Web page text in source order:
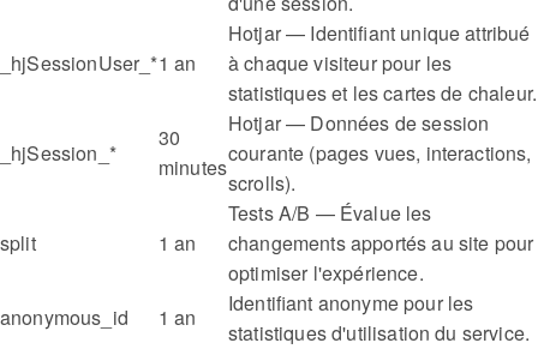
_hjSessionUser_*1 an
Hotjar — Identifiant unique attribué
à chaque visiteur pour les
statistiques et les cartes de chaleur.
_hjSession_*
30
minutes
Hotjar — Données de session
courante (pages vues, interactions,
scrolls).
split 1 an
Tests A/B — Évalue les
changements apportés au site pour
optimiser l'expérience.
anonymous_id
1 an
Identifiant anonyme pour les
statistiques d'utilisation du service.